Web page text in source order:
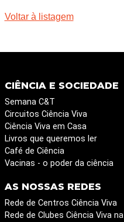
Voltar à listagem
CIÊNCIA E SOCIEDADE
Semana C&T
Circuitos Ciência Viva
Ciência Viva em Casa
Livros que queremos ler
Café de Ciência
Vacinas - o poder da ciência
AS NOSSAS REDES
Rede de Centros Ciência Viva
Rede de Clubes Ciência Viva na